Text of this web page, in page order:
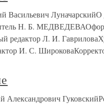
ЛуначарскийО
Н. Б.
Л. И.
И. С.
Александрович